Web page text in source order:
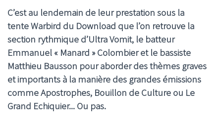
C’est au lendemain de leur prestation sous la
tente Warbird du Download que l’on retrouve la
section rythmique d’Ultra Vomit, le batteur
Emmanuel « Manard » Colombier et le bassiste
Matthieu Bausson pour aborder des thèmes graves
et importants à la manière des grandes émissions
comme Apostrophes, Bouillon de Culture ou Le
Grand Echiquier... Ou pas.